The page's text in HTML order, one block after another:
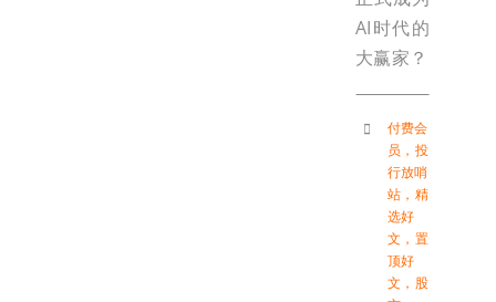
AI时代的
大赢家？
付费会
员 ， 投
行放哨
站 ， 精
选好
文 ， 置
顶好
文 ， 股